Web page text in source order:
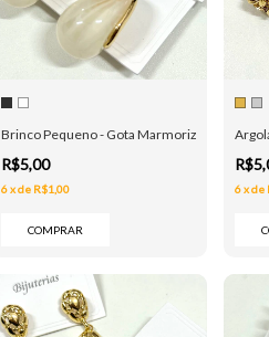
Brinco Pequeno - Gota Marmorizada -
R$5,00
6xde R$1,00
COMPRAR
6xde